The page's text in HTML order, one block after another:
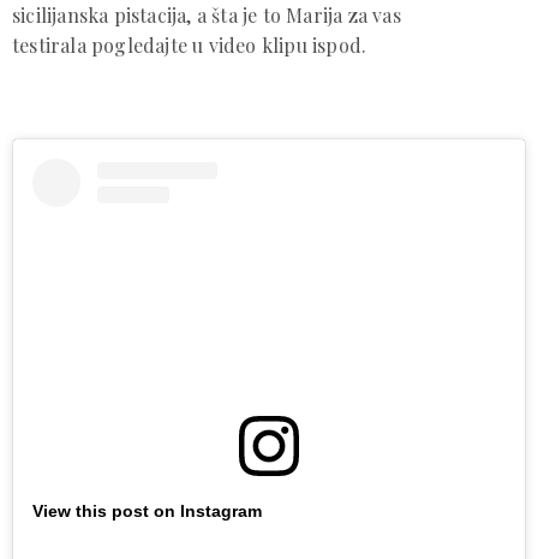
sicilijanska pistacija, a šta je to Marija za vas
testirala pogledajte u video klipu ispod.
View this post on Instagram